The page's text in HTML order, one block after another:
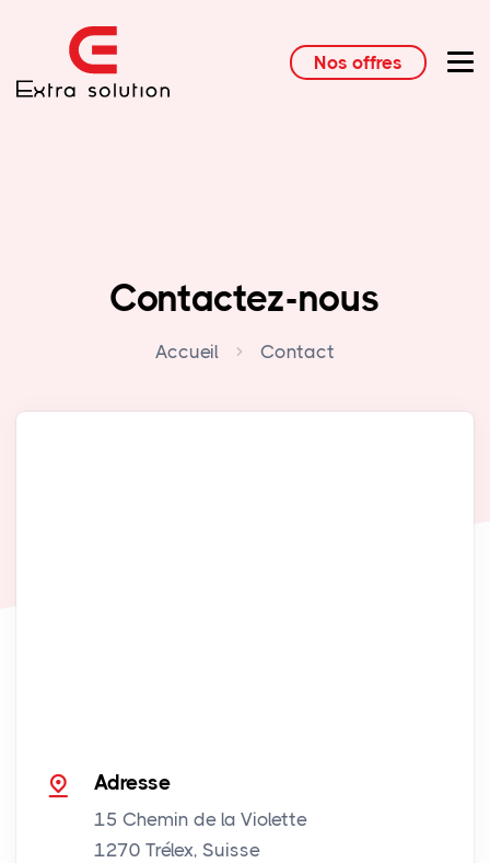
Nos offres
Contactez-nous
Accueil Contact
Adresse
15 Chemin de la Violette
1270 Trélex, Suisse